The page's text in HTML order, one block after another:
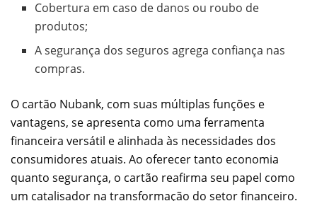
Cobertura em caso de danos ou roubo de
produtos;
A segurança dos seguros agrega confiança nas
compras.
O cartão Nubank, com suas múltiplas funções e
vantagens, se apresenta como uma ferramenta
financeira versátil e alinhada às necessidades dos
consumidores atuais. Ao oferecer tanto economia
quanto segurança, o cartão reafirma seu papel como
um catalisador na transformação do setor financeiro.